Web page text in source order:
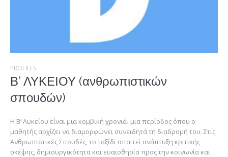
PROFILES
Β’ ΛΥΚΕΙΟΥ (ανθρωπιστικών
σπουδών)
Η Β’ Λυκείου είναι μια κομβική χρονιά∙ μια περίοδος όπου ο
μαθητής αρχίζει να διαμορφώνει συνειδητά τη διαδρομή του. Στις
Ανθρωπιστικές Σπουδές, το ταξίδι απαιτεί ανάπτυξη κριτικής
σκέψης, δημιουργικότητα και ευαισθησία προς την κοινωνία και